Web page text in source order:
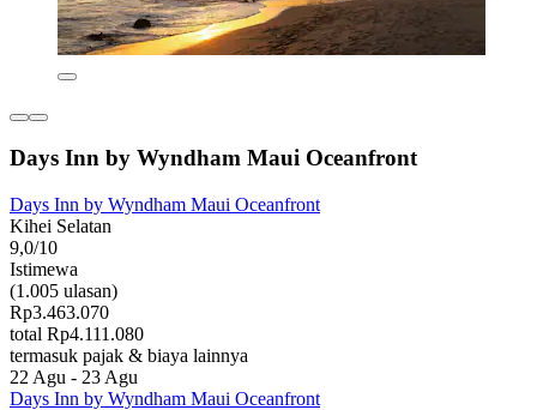
Days Inn by Wyndham Maui Oceanfront
Days Inn by Wyndham Maui Oceanfront
Kihei Selatan
9,0/10
Istimewa
(1.005 ulasan)
Rp3.463.070
total Rp4.111.080
termasuk pajak & biaya lainnya
22 Agu - 23 Agu
Days Inn by Wyndham Maui Oceanfront